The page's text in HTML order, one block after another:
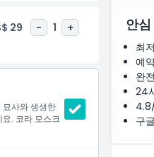
29 - 1 +
묘사와 생생한
. 코라 모스크
안
최
예
완
24
구